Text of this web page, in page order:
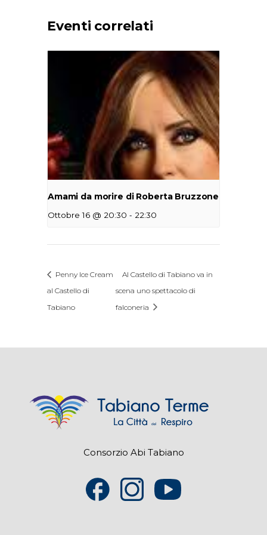
Eventi correlati
Amami da morire di Roberta Bruzzone
Ottobre 16 @ 20:30 - 22:30
Penny Ice Cream
al Castello di
Tabiano
Al Castello di Tabiano va in
scena uno spettacolo di
falconeria
Consorzio Abi Tabiano